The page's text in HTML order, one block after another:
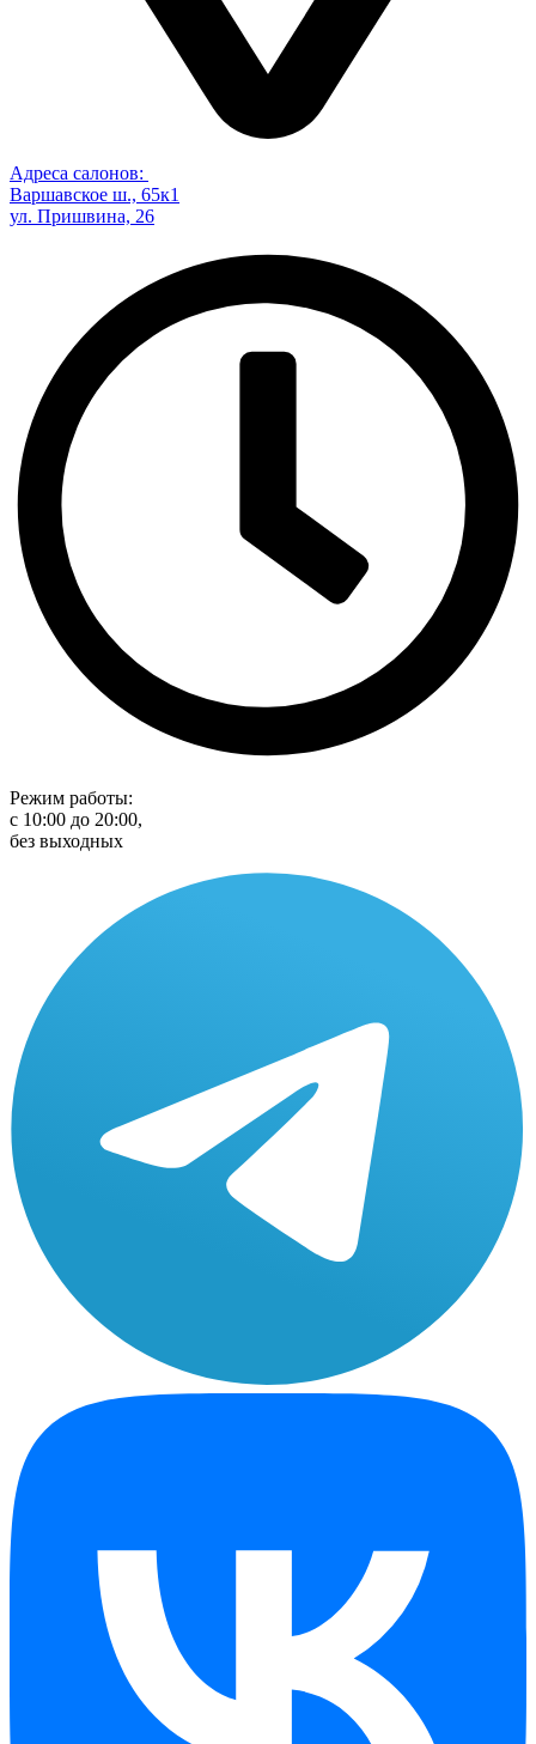
Адреса салонов:
Варшавское ш., 65к1
ул. Пришвина, 26
Режим работы:
с 10:00 до 20:00,
без выходных